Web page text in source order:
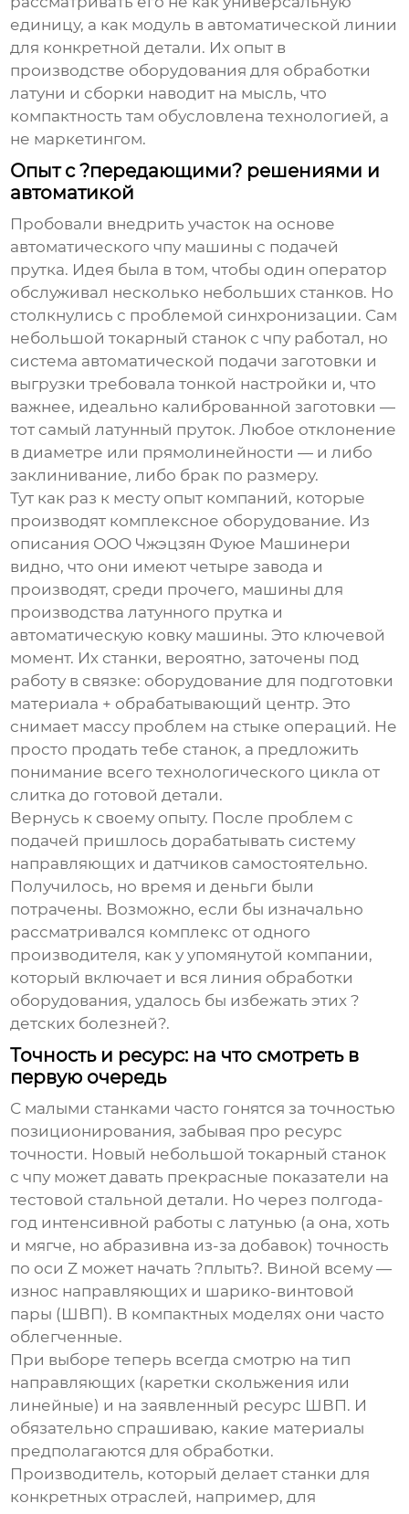
единицу, а как модуль в автоматической линии
для конкретной детали. Их опыт в
производстве оборудования для обработки
латуни и сборки наводит на мысль, что
компактность там обусловлена технологией, а
не маркетингом.
Опыт с ?передающими? решениями и
автоматикой
Пробовали внедрить участок на основе
автоматического чпу машины с подачей
прутка. Идея была в том, чтобы один оператор
обслуживал несколько небольших станков. Но
столкнулись с проблемой синхронизации. Сам
небольшой токарный станок с чпу работал, но
система автоматической подачи заготовки и
выгрузки требовала тонкой настройки и, что
важнее, идеально калиброванной заготовки —
тот самый латунный пруток. Любое отклонение
в диаметре или прямолинейности — и либо
заклинивание, либо брак по размеру.
Тут как раз к месту опыт компаний, которые
производят комплексное оборудование. Из
описания ООО Чжэцзян Фуюе Машинери
видно, что они имеют четыре завода и
производят, среди прочего, машины для
производства латунного прутка и
автоматическую ковку машины. Это ключевой
момент. Их станки, вероятно, заточены под
работу в связке: оборудование для подготовки
материала + обрабатывающий центр. Это
снимает массу проблем на стыке операций. Не
просто продать тебе станок, а предложить
понимание всего технологического цикла от
слитка до готовой детали.
Вернусь к своему опыту. После проблем с
подачей пришлось дорабатывать систему
направляющих и датчиков самостоятельно.
Получилось, но время и деньги были
потрачены. Возможно, если бы изначально
рассматривался комплекс от одного
производителя, как у упомянутой компании,
который включает и вся линия обработки
оборудования, удалось бы избежать этих ?
детских болезней?.
Точность и ресурс: на что смотреть в
первую очередь
С малыми станками часто гонятся за точностью
позиционирования, забывая про ресурс
точности. Новый небольшой токарный станок
с чпу может давать прекрасные показатели на
тестовой стальной детали. Но через полгода-
год интенсивной работы с латунью (а она, хоть
и мягче, но абразивна из-за добавок) точность
по оси Z может начать ?плыть?. Виной всему —
износ направляющих и шарико-винтовой
пары (ШВП). В компактных моделях они часто
облегченные.
При выборе теперь всегда смотрю на тип
направляющих (каретки скольжения или
линейные) и на заявленный ресурс ШВП. И
обязательно спрашиваю, какие материалы
предполагаются для обработки.
Производитель, который делает станки для
конкретных отраслей, например, для